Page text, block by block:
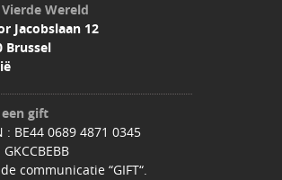
Vierde Wereld
Jacobslaan 12
Brussel
een gift
: BE44 0689 4871 0345
GKCCBEBB
communicatie “GIFT“.